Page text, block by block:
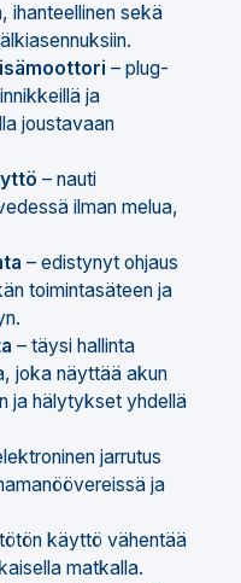
ihanteellinen sekä
– plug-
ja
joustavaan
– nauti
ilman melua,
– edistynyt ohjaus
toimintasäteen ja
– täysi hallinta
joka näyttää akun
ja hälytykset yhdellä
jarrutus
ja
käyttö vähentää
matkalla.